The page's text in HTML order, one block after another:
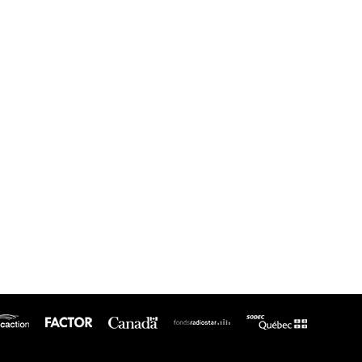
Factor Canada
Fonds
SODEC